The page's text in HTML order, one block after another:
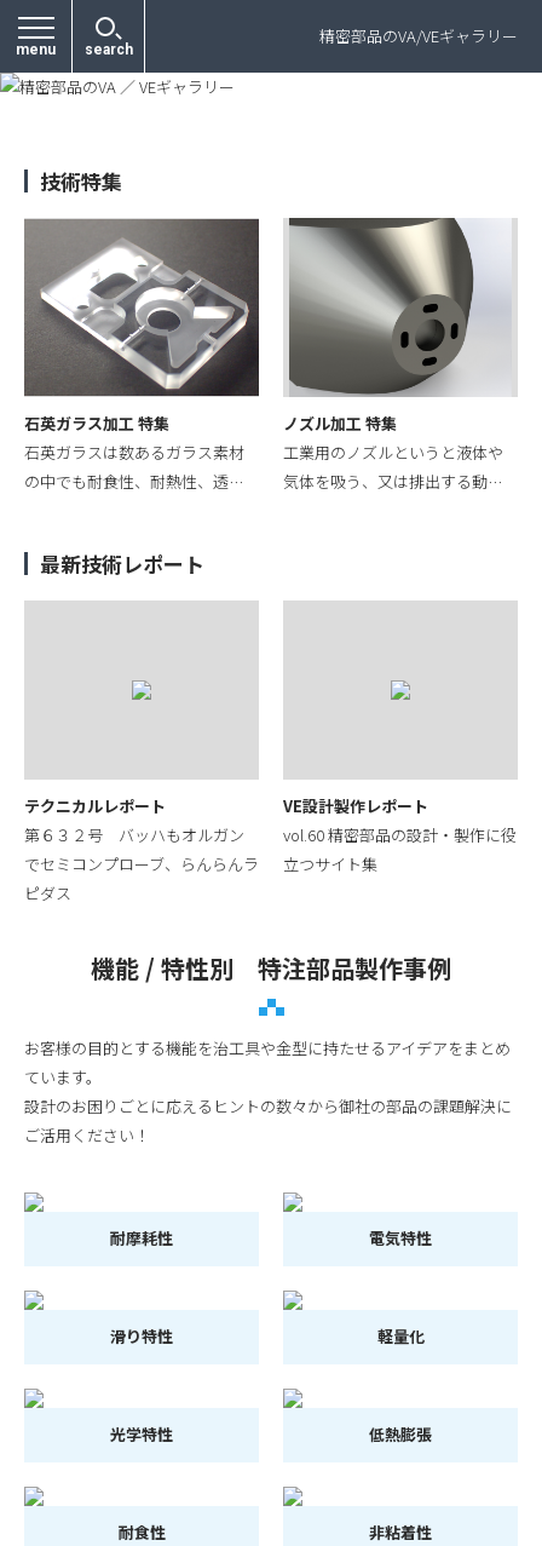
menu search
精密部品のVA/VEギャラリー
技術特集
石英ガラス加工 特集
石英ガラスは数あるガラス素材
の中でも耐食性、耐熱性、透…
ノズル加工 特集
工業用のノズルというと液体や
気体を吸う、又は排出する動…
最新技術レポート
テクニカルレポート
第６３２号 バッハもオルガン
でセミコンプローブ、らんらんラ
ピダス
VE設計製作レポート
vol.60 精密部品の設計・製作に役
立つサイト集
機能 / 特性別 特注部品製作事例
お客様の目的とする機能を治工具や金型に持たせるアイデアをまとめ
ています。
設計のお困りごとに応えるヒントの数々から御社の部品の課題解決に
ご活用ください！
耐摩耗性 電気特性
滑り特性 軽量化
光学特性 低熱膨張
耐食性 非粘着性